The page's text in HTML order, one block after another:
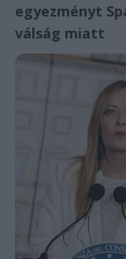
egyezményt
válság miatt